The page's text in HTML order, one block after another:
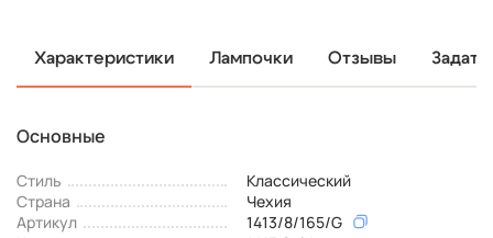
Характеристики Лампочки Отзывы
Основные
Стиль
Классический
Страна
Чехия
Артикул
1413/8/165/G